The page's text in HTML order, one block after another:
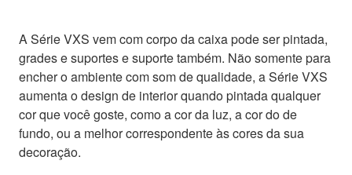
A Série VXS vem com corpo da caixa pode ser pintada,
grades e suportes e suporte também. Não somente para
encher o ambiente com som de qualidade, a Série VXS
aumenta o design de interior quando pintada qualquer
cor que você goste, como a cor da luz, a cor do de
fundo, ou a melhor correspondente às cores da sua
decoração.